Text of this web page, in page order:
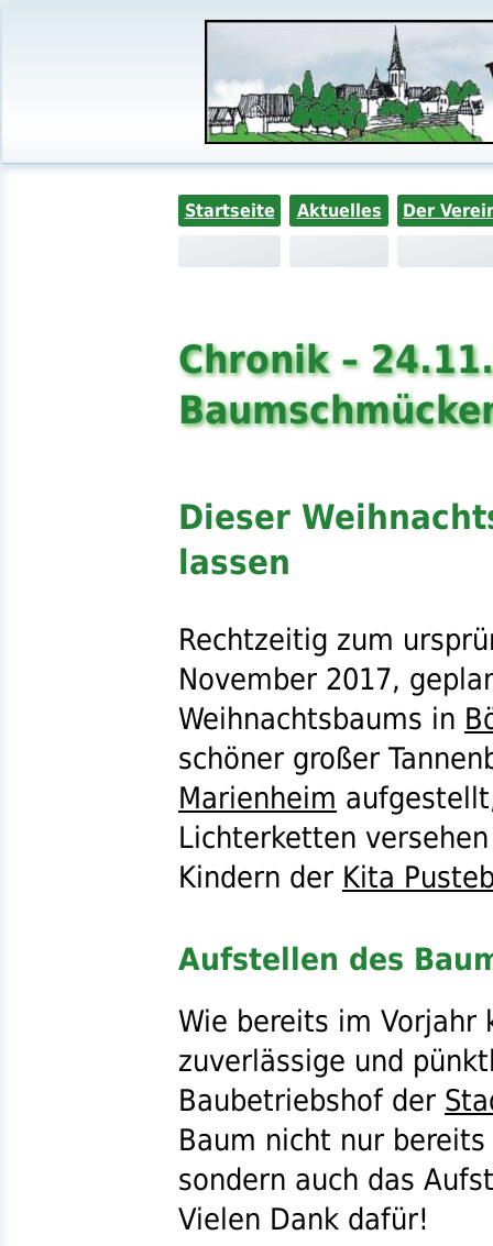
Startseite Aktuelles Der
Chronik –
Dieser
lassen
Rechtzeitig zum
November 2017,
Weihnachtsbaums in
schöner großer
Marienheim
Lichterketten
Kindern der Kita
Aufstellen des
Wie bereits im
zuverlässige und
Baubetriebshof der
Baum nicht nur
sondern auch das
Vielen Dank dafür!